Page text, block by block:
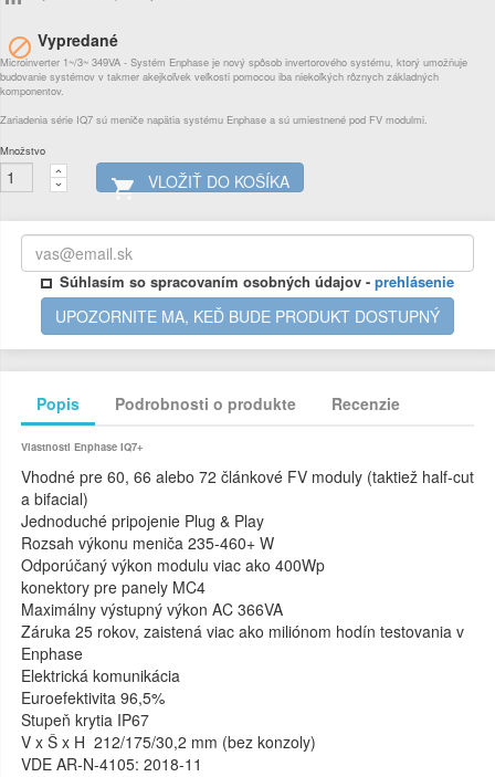
 Vypredané
Microinverter 1~/3~ 349VA - Systém Enphase je nový spôsob invertorového systému, ktorý umožňuje
budovanie systémov v takmer akejkoľvek veľkosti pomocou iba niekoľkých rôznych základných
komponentov.
Zariadenia série IQ7 sú meniče napätia systému Enphase a sú umiestnené pod FV modulmi.
Množstvo
 VLOŽIŤ DO KOŠÍKA
Súhlasím so spracovaním osobných údajov - prehlásenie
UPOZORNITE MA, KEĎ BUDE PRODUKT DOSTUPNÝ
Popis Podrobnosti o produkte Recenzie
Vlastnosti Enphase IQ7+
Vhodné pre 60, 66 alebo 72 článkové FV moduly (taktiež half-cut
a bifacial)
Jednoduché pripojenie Plug & Play
Rozsah výkonu meniča 235-460+ W
Odporúčaný výkon modulu viac ako 400Wp
konektory pre panely MC4
Maximálny výstupný výkon AC 366VA
Záruka 25 rokov, zaistená viac ako miliónom hodín testovania v
Enphase
Elektrická komunikácia
Euroefektivita 96,5%
Stupeň krytia IP67
V x Š x H 212/175/30,2 mm (bez konzoly)
VDE AR-N-4105: 2018-11